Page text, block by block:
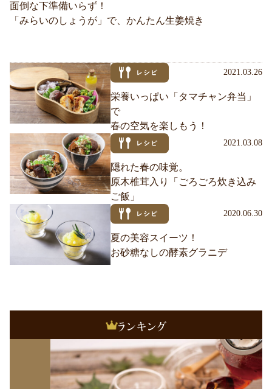
面倒な下準備いらず！
「みらいのしょうが」で、かんたん生姜焼き
2021.03.26
栄養いっぱい「タマチャン弁当」
で
春の空気を楽しもう！
2021.03.08
隠れた春の味覚。
原木椎茸入り「ごろごろ炊き込み
ご飯」
2020.06.30
夏の美容スイーツ！
お砂糖なしの酵素グラニデ